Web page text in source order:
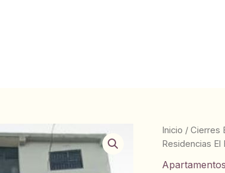
Inicio / Cierres
Residencias El
Apartamentos